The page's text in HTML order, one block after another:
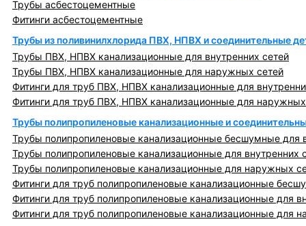
Трубы асбестоцементные
Фитинги асбестоцементные
Трубы из поливинилхлорида ПВХ, НПВХ и соединительные
Трубы ПВХ, НПВХ канализационные для внутренних сетей
Трубы ПВХ, НПВХ канализационные для наружных сетей
Фитинги для труб ПВХ, НПВХ канализационные для
Фитинги для труб ПВХ, НПВХ канализационные для
Трубы полипропиленовые канализационные и
Трубы полипропиленовые канализационные бесшумные для
Трубы полипропиленовые канализационные для внутренних
Трубы полипропиленовые канализационные для наружных
Фитинги для труб полипропиленовые канализационные
Фитинги для труб полипропиленовые канализационные для
Фитинги для труб полипропиленовые канализационные для